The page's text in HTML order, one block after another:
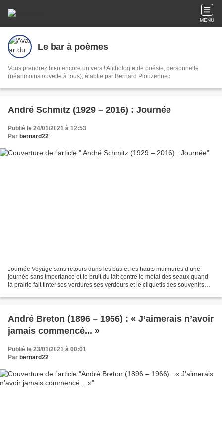
MENU
Le bar à poèmes
Vous prendrez bien encore un vers ! Anthologie de poésie, personnelle
(néanmoins ouverte à tous), établie par Bernard Plouzennec
André Schmitz (1929 – 2016) : Journée
Publié le 24/01/2021 à 12:53
Par bernard22
Journée Voyage sans retours dans les bas et les hauts murmures d’une
journée sans importance et le bruit du lait contre le métal des seaux quand
la prairie fait tinter ses verdures ses verdeurs et le cliquetis des souvenirs
André Breton (1896 – 1966) : « J’aimerais n’avoir
jamais commencé... »
Publié le 23/01/2021 à 00:01
Par bernard22